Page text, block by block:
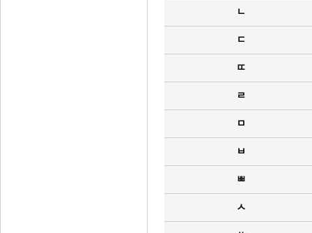
ㄴ
ㄷ
ㄸ
ㄹ
ㅁ
ㅂ
ㅃ
ㅅ